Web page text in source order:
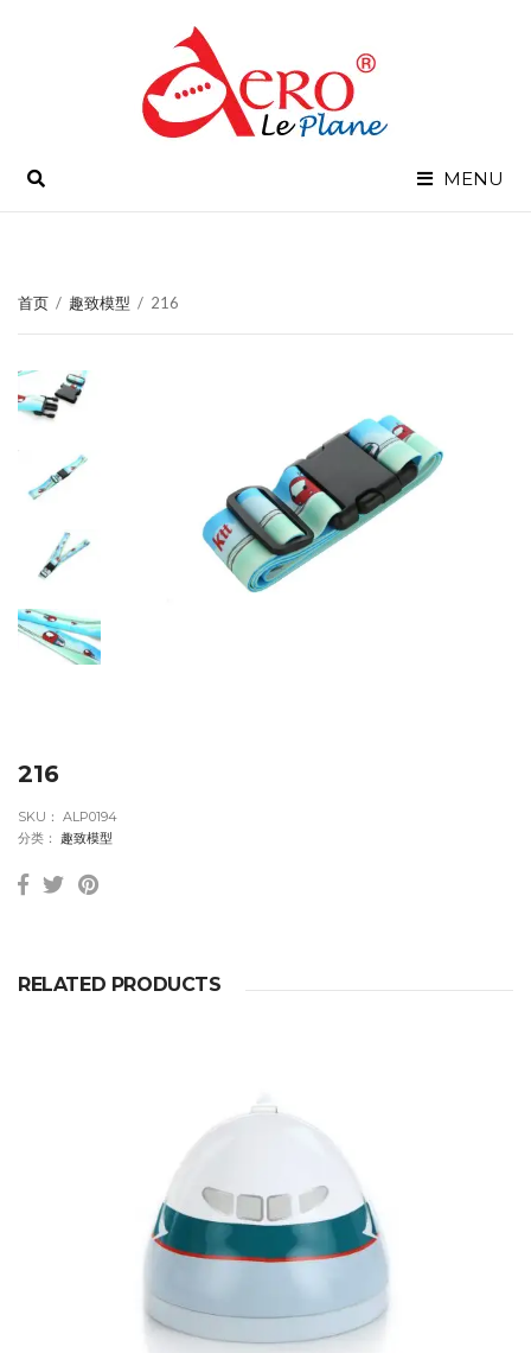
MENU
首页 / 趣致模型 / 216
216
SKU： ALP0194
分类： 趣致模型
RELATED PRODUCTS